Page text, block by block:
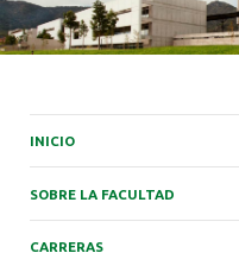
INICIO
SOBRE LA FACULTAD
CARRERAS